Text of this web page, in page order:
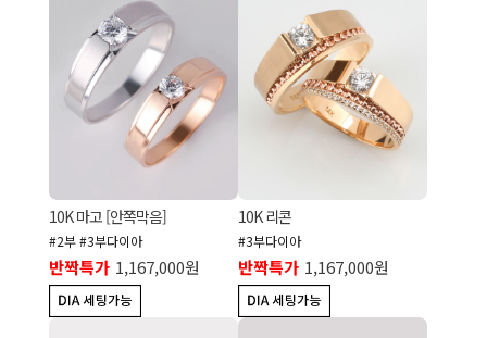
10K 마고 [안쪽막음]
#2부 #3부다이아
반짝특가 1,167,000원
10K 리콘
#3부다이아
반짝특가 1,167,000원